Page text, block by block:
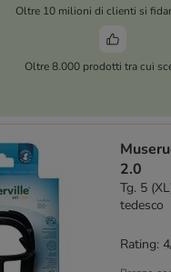
Oltre 10 milioni di clienti si
Oltre 8.000 prodotti tra cui
2.0
Tg. 5
tedesco
Rating: